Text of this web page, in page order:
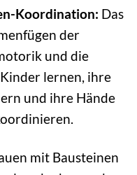
Koordination: Das
der
und die
lernen, ihre
und ihre Hände
mit Bausteinen